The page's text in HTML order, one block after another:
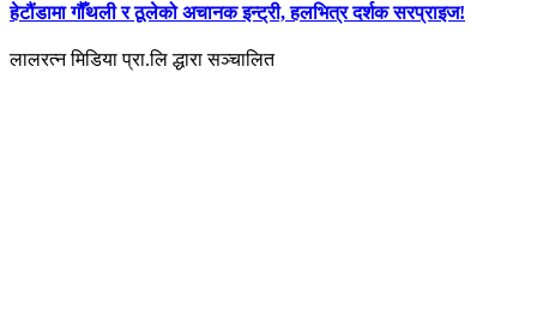
हेटौंडामा गौँथली र ठूलेको अचानक इन्ट्री, हलभित्र दर्शक सरप्राइज!
लालरत्न मिडिया प्रा.लि द्धारा सञ्चालित